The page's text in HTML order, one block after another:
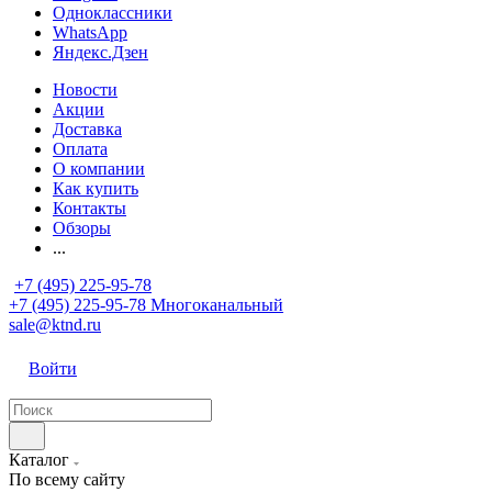
Одноклассники
WhatsApp
Яндекс.Дзен
Новости
Акции
Доставка
Оплата
О компании
Как купить
Контакты
Обзоры
...
+7 (495) 225-95-78
+7 (495) 225-95-78 Многоканальный
sale@ktnd.ru
Войти
Каталог
По всему сайту